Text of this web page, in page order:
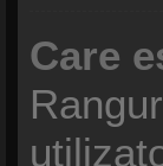
Care